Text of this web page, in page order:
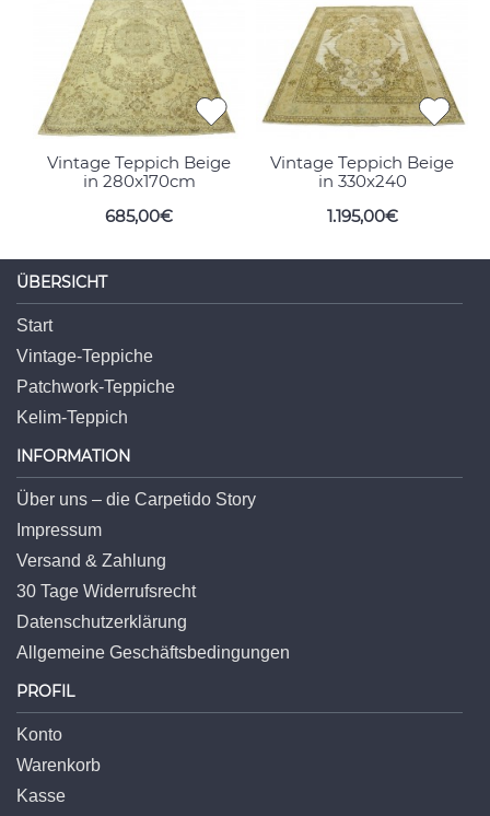
Vintage Teppich Beige
in 280x170cm
685,00€
Vintage Teppich Beige
in 330x240
1.195,00€
ÜBERSICHT
Start
Vintage-Teppiche
Patchwork-Teppiche
Kelim-Teppich
INFORMATION
Über uns – die Carpetido Story
Impressum
Versand & Zahlung
30 Tage Widerrufsrecht
Datenschutzerklärung
Allgemeine Geschäftsbedingungen
PROFIL
Konto
Warenkorb
Kasse